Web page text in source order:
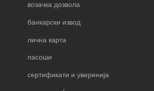
возачка дозвола
банкарски извод
лична карта
пасоши
сертификати и уверенија